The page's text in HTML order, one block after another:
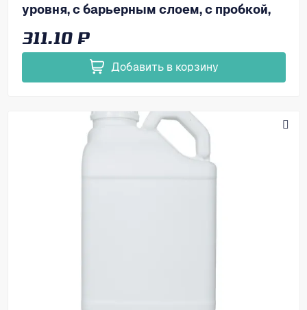
уровня, с барьерным слоем, с пробкой,
311.10 ₽
Добавить в корзину